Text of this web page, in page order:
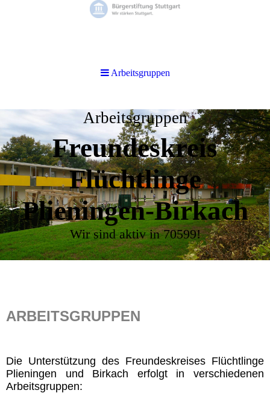
Arbeitsgruppen
Freundeskreis
Flüchtlinge
Plieningen-Birkach
Wir sind aktiv in 70599!
ARBEITSGRUPPEN
Die Unterstützung des Freundeskreises Flüchtlinge
Plieningen und Birkach erfolgt in verschiedenen
Arbeitsgruppen:
Arbeitsgruppen